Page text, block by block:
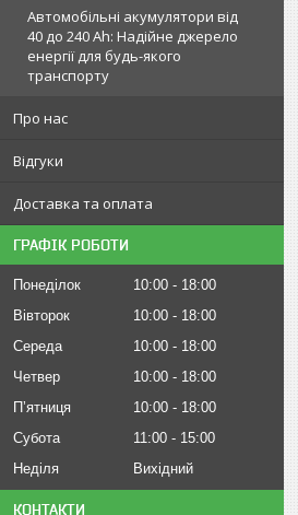
Автомобільні акумулятори від
40 до 240 Ah: Надійне джерело
енергії для будь-якого
транспорту
Про нас
Відгуки
Доставка та оплата
ГРАФІК РОБОТИ
Понеділок 10:00
18:00
Вівторок
10:00
18:00
Середа
10:00
18:00
Четвер
10:00
18:00
Пʼятниця
10:00
18:00
Субота
11:00
15:00
Неділя
Вихідний
КОНТАКТИ